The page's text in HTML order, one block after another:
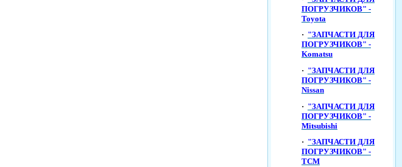
ПОГРУЗЧИКОВ" -
Toyota
· "ЗАПЧАСТИ ДЛЯ
ПОГРУЗЧИКОВ" -
Komatsu
· "ЗАПЧАСТИ ДЛЯ
ПОГРУЗЧИКОВ" -
Nissan
· "ЗАПЧАСТИ ДЛЯ
ПОГРУЗЧИКОВ" -
Mitsubishi
· "ЗАПЧАСТИ ДЛЯ
ПОГРУЗЧИКОВ" -
TCM